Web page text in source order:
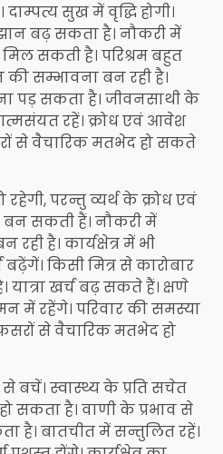
सुख में वृद्धि होगी।
बढ़ सकता है। नौकरी में
मिल सकती है। परिश्रम बहुत
की सम्भावना बन रही है।
पड़ सकता है। जीवनसाथी के
रहें। क्रोध एवं आवेश
से वैचारिक मतभेद हो सकते
परन्तु व्यर्थ के क्रोध एवं
बन सकती हैं। नौकरी में
है। कार्यक्षेत्र में भी
किसी मित्र से कारोबार
यात्रा खर्च बढ़ सकते हैं। क्षणे
में रहेंगे। परिवार की समस्या
से वैचारिक मतभेद हो
बचें। स्वास्थ्य के प्रति सचेत
सकता है। वाणी के प्रभाव से
है। बातचीत में सन्तुलित रहें।